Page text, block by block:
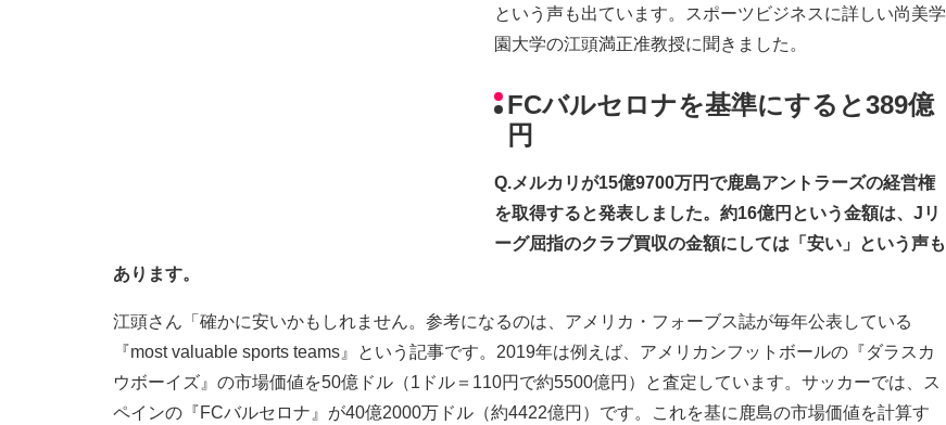
という声も出ています。スポーツビジネスに詳しい尚美学
園大学の江頭満正准教授に聞きました。
FCバルセロナを基準にすると389億
円
Q.メルカリが15億9700万円で鹿島アントラーズの経営権
を取得すると発表しました。約16億円という金額は、Jリ
ーグ屈指のクラブ買収の金額にしては「安い」という声も
あります。
江頭さん「確かに安いかもしれません。参考になるのは、アメリカ・フォーブス誌が毎年公表している
『most valuable sports teams』という記事です。2019年は例えば、アメリカンフットボールの『ダラスカ
ウボーイズ』の市場価値を50億ドル（1ドル＝110円で約5500億円）と査定しています。サッカーでは、ス
ペインの『FCバルセロナ』が40億2000万ドル（約4422億円）です。これを基に鹿島の市場価値を計算す